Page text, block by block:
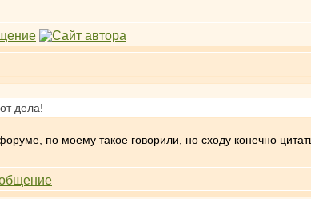
дела!
по моему такое говорили, но сходу конечно